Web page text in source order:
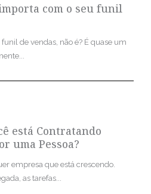
com o seu funil
de vendas, não é? É quase um
está Contratando
uma Pessoa?
empresa que está crescendo.
as tarefas...